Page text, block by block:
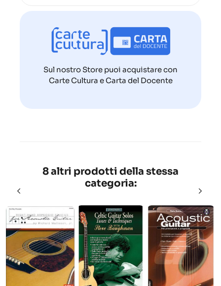
Sul nostro Store puoi acquistare con
Carte Cultura e Carta del Docente
8 altri prodotti della stessa
categoria: